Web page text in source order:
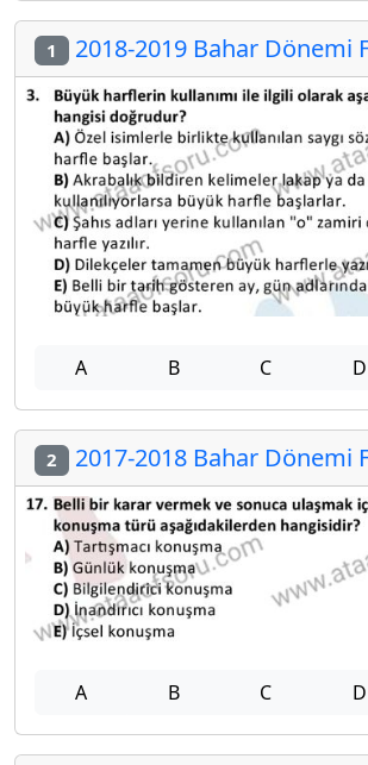
1 2018-2019 Bahar Dönemi
A B C D
2 2017-2018 Bahar Dönemi
A B C D